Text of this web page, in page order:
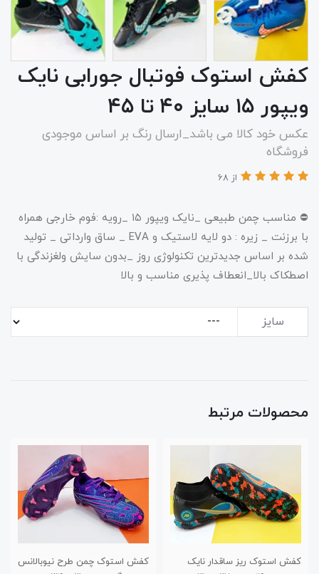
کفش استوک فوتبال جورابی نایک
ویپور ۱۵ سایز ۴۰ تا ۴۵
عکس خود کالا می باشد_ارسال رنگ بر اساس موجودی
فروشگاه
از 68
⛔️ مناسب چمن طبیعی _نایک ویپور ۱۵ _رویه :فوم خارجی همراه
با برزنت _ زیره : دو لایه لاستیک و EVA _ ساق وارداتی _ تولید
شده بر اساس جدیدترین تکنولوژی روز _بدون سایش ولغزندگی با
اصطکاک بالا_انعطاف پذیری مناسب و بالا
سایز
محصولات مرتبط
کفش استوک ریز ساقدار نایک
کفش استوک چمن طرح نیوبالانس